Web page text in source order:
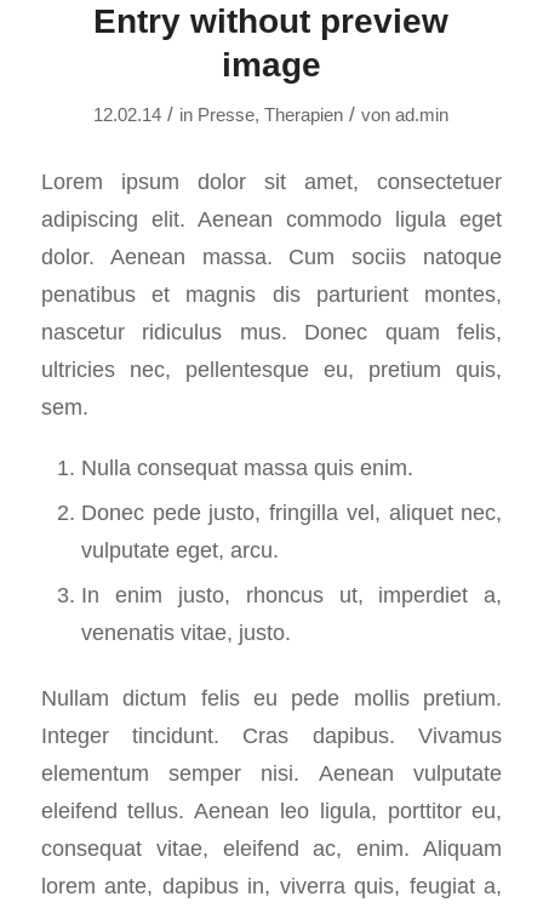
Entry without preview
image
12.02.14 / in Presse,Therapien / vonad.min
Lorem ipsum dolor sit amet, consectetuer
adipiscing elit. Aenean commodo ligula eget
dolor. Aenean massa. Cum sociis natoque
penatibus et magnis dis parturient montes,
nascetur ridiculus mus. Donec quam felis,
ultricies nec, pellentesque eu, pretium quis,
sem.
Nulla consequat massa quis enim.
Donec pede justo, fringilla vel, aliquet nec,
vulputate eget, arcu.
In enim justo, rhoncus ut, imperdiet a,
venenatis vitae, justo.
Nullam dictum felis eu pede mollis pretium.
Integer tincidunt. Cras dapibus. Vivamus
elementum semper nisi. Aenean vulputate
eleifend tellus. Aenean leo ligula, porttitor eu,
consequat vitae, eleifend ac, enim. Aliquam
lorem ante, dapibus in, viverra quis, feugiat a,